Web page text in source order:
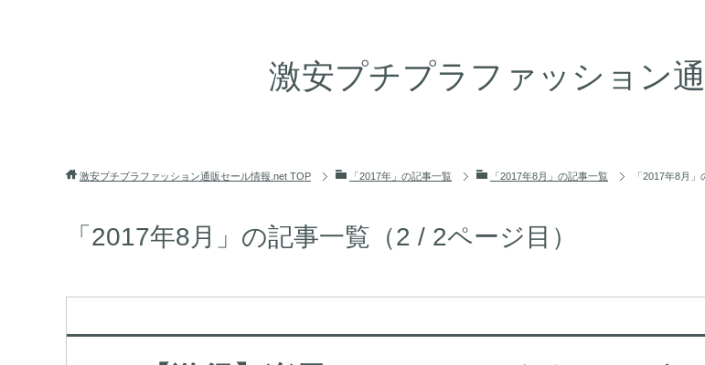
激安プチプラファッション
激安プチプラファッション通販セール情報.net TOP 「2017年」の記事一覧 「2017年8月」の記事一覧 「2017年8月
「2017年8月」の記事一覧（2 / 2ページ目）